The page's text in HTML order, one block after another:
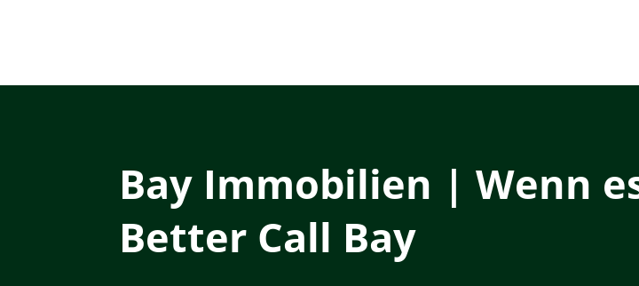
Bay Immobilien | Wenn
Better Call Bay